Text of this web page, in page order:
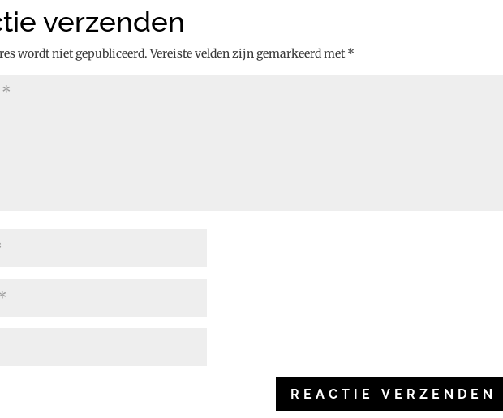
verzenden
wordt niet gepubliceerd. Vereiste velden zijn gemarkeerd met *